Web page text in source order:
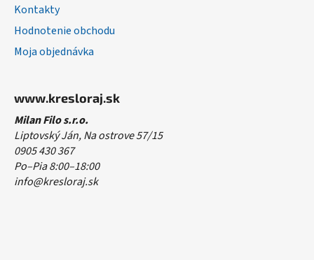
Kontakty
Hodnotenie obchodu
Moja objednávka
www.kresloraj.sk
Milan Filo s.r.o.
Liptovský Ján, Na ostrove 57/15
0905 430 367
Po–Pia 8:00–18:00
info@kresloraj.sk